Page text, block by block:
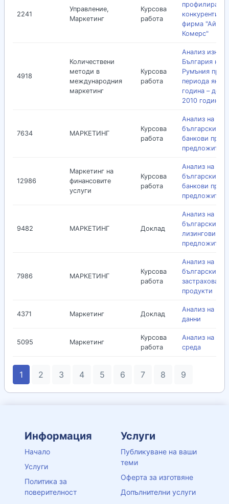
2241
Управление,
Маркетинг
Курсова
работа
профилиране
конкурентите
фирма "Ай
Комерс"
4918
Количествени
методи в
международния
маркетинг
Курсова
работа
Анализ
България към
Румъния през
периода
година –
2010 година
7634 МАРКЕТИНГ
Курсова
работа
Анализ на
българския
банкови
12986
Маркетинг на
финансовите
услуги
Курсова
работа
Анализ на
българския
банкови
9482 МАРКЕТИНГ Доклад
Анализ на
българския
лизингови
7986 МАРКЕТИНГ
Курсова
работа
Анализ на
българският
продукти
4371 Маркетинг Доклад
Анализ на
данни
5095 Маркетинг
Курсова
работа
Анализ на
среда
1 2 3 4 5 6 7 8 9
Информация
Начало
Услуги
Политика за
поверителност
Услуги
Публикуване на ваши
теми
Оферта за изготвяне
Допълнителни услуги